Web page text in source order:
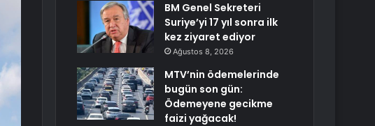
BM Genel Sekreteri
Suriye’yi 17 yıl sonra ilk
kez ziyaret ediyor
Ağustos 8, 2026
MTV’nin ödemelerinde
bugün son gün:
Ödemeyene gecikme
faizi yağacak!